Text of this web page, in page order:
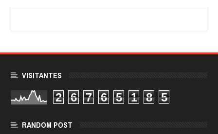
VISITANTES
2 6 7 6 5 1 8 5
RANDOM POST